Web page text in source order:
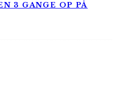
3 GANGE OP PÅ